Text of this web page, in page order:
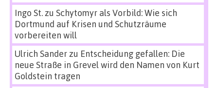
Ingo St.zu Schytomyr als Vorbild: Wie sich
Dortmund auf Krisen und Schutzräume
vorbereiten will
Ulrich Sanderzu Entscheidung gefallen: Die
neue Straße in Grevel wird den Namen von Kurt
Goldstein tragen